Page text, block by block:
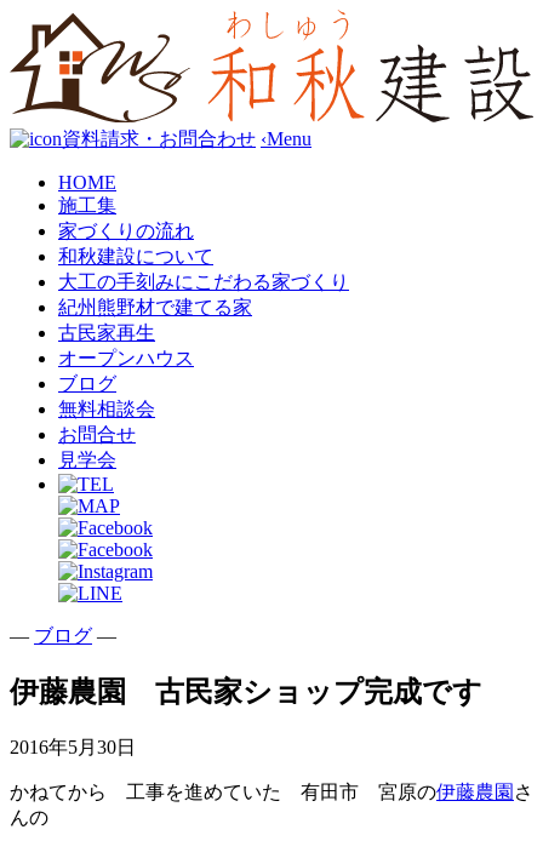
資料請求・お問合わせ ‹Menu
HOME
施工集
家づくりの流れ
和秋建設について
大工の手刻みにこだわる家づくり
紀州熊野材で建てる家
古民家再生
オープンハウス
ブログ
無料相談会
お問合せ
見学会
— ブログ —
伊藤農園 古民家ショップ完成です
2016年5月30日
かねてから 工事を進めていた 有田市 宮原の伊藤農園 さ
んの